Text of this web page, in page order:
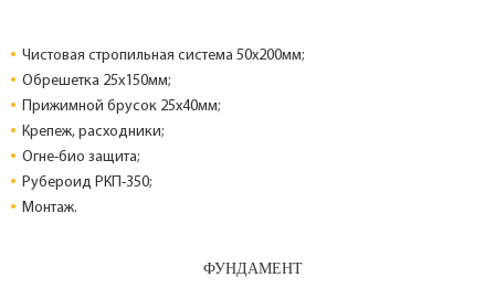
Чистовая стропильная система 50х200мм;
Обрешетка 25х150мм;
Прижимной брусок 25х40мм;
Крепеж, расходники;
Огне-био защита;
Рубероид РКП-350;
Монтаж.
ФУНДАМЕНТ